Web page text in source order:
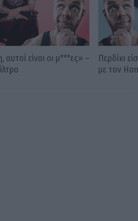
είναι οι μ***ες» –
Περδίκι
με τον